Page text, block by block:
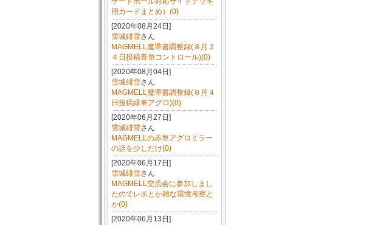
用カードまとめ）(0)
[2020年08月24日]
雪城緋雪さん
MAGMELL魔導書調整録(８月２
４日投稿青単コントロール)(0)
[2020年08月04日]
雪城緋雪さん
MAGMELL魔導書調整録(８月４
日投稿緑単アグロ)(0)
[2020年06月27日]
雪城緋雪さん
MAGMELLの赤単アグロミラー
の話を少しだけ(0)
[2020年06月17日]
雪城緋雪さん
MAGMELL交流会に参加しまし
たのでレポとか雑な環境考察と
か(0)
[2020年06月13日]